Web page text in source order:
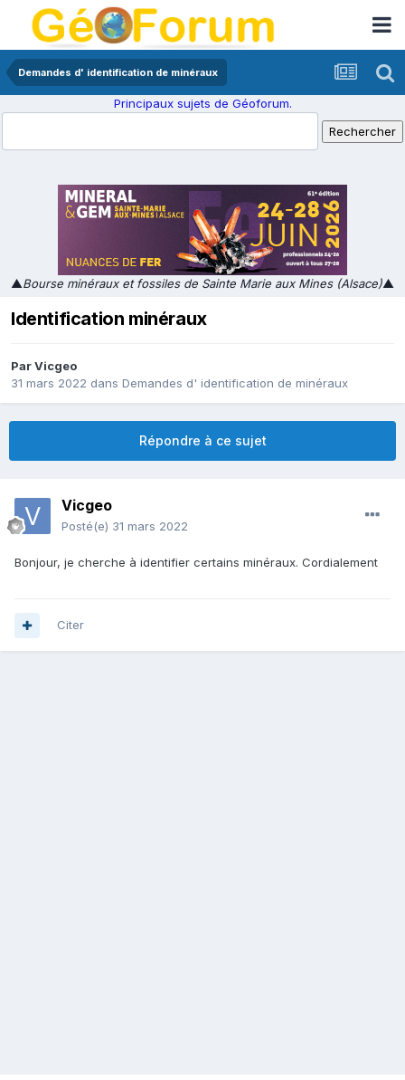
Demandes d' identification de minéraux
Principaux sujets de Géoforum.
▲Bourse minéraux et fossiles de Sainte Marie aux Mines (Alsace)▲
Identification minéraux
ParVicgeo
31 mars 2022 dans Demandes d' identification de minéraux
Répondre à ce sujet
Vicgeo
Posté(e) 31 mars 2022
Bonjour, je cherche à identifier certains minéraux. Cordialement
Citer